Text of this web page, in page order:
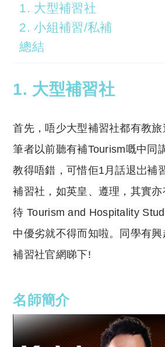
1. 大型補習社
2. 小組補習/私補
總結
1. 大型補習社
首先，唔少大型補習社都有教旅
筆者以前聽有補Tourism嘅中同
教得唔錯，可惜佢1月話退岀補
補習社，如英皇、遵理，其實
待 Tourism and Hospitality
中優劣就不得而知啦。同學有
補習社官網睇下!
名師簡介